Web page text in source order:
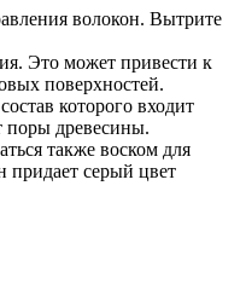
волокон. Вытрите
Это может привести к
поверхностей.
которого входит
поры древесины.
также воском для
придает серый цвет